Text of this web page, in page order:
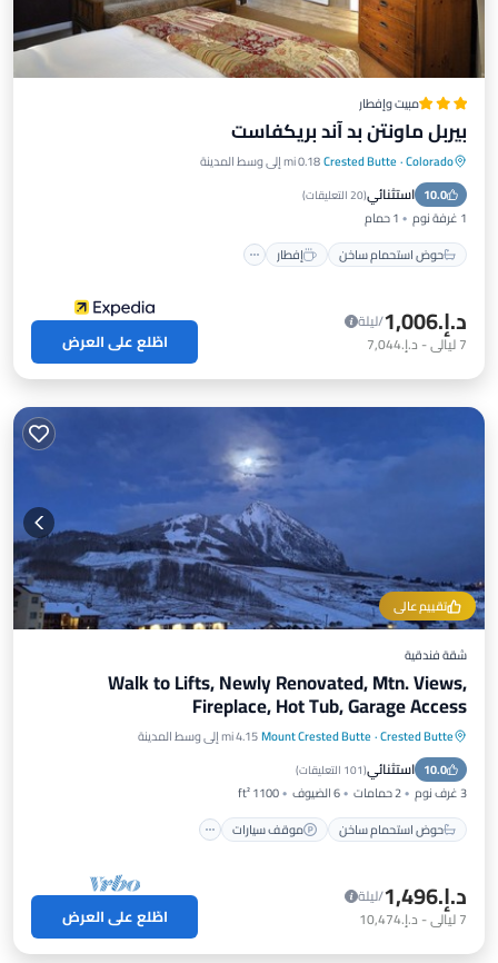
مبيت وإفطار
بيربل ماونتن بد آند بريكفاست
Colorado
·
Crested Butte0.18 mi إلى وسط المدينة
10.0 استثنائي(20 التعليقات )
1 غرفة نوم
1 حمام
حوض استحمام ساخن
إفطار
حوض استحمام ساخن
إفطار
موقف سيارات
د.إ.‏1,006
/ليلة
7ليالي- د.إ.‏7,044 اطّلع على العرض
تقييم عالي
شقة فندقية
Walk to Lifts, Newly Renovated, Mtn. Views,
Fireplace, Hot Tub, Garage Access
Crested Butte
·
Mount Crested Butte4.15 mi إلى وسط المدينة
10.0 استثنائي(101 التعليقات )
3 غرف نوم 2 حمامات 6 الضيوف
1100 ft²
حوض استحمام ساخن
موقف سيارات
حوض استحمام ساخن
موقف سيارات
التزلج
شرفة / تراس
د.إ.‏1,496
/ليلة
7ليالي- د.إ.‏10,474 اطّلع على العرض